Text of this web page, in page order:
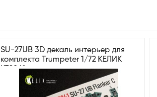
SU-27UB 3D декаль интерьер для
комплекта Trumpeter 1/72 КЕЛИК
K72041